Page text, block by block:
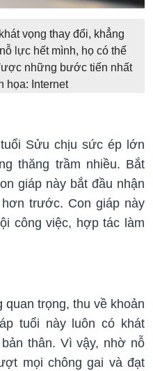
vọng thay đổi, khẳng
lực hết mình, họ có thể
những bước tiến nhất
họa: Internet
Sửu chịu sức ép lớn
thăng trầm nhiều. Bắt
giáp này bắt đầu nhận
trước. Con giáp này
công việc, hợp tác làm
trọng, thu về khoản
tuổi này luôn có khát
thân. Vì vậy, nhờ nỗ
mọi chông gai và đạt